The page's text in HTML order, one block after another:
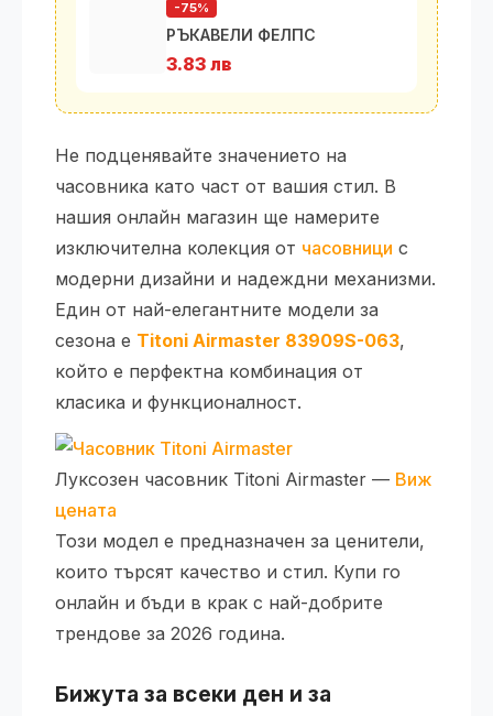
-75%
РЪКАВЕЛИ ФЕЛПС
3.83 лв
Не подценявайте значението на
часовника като част от вашия стил. В
нашия онлайн магазин ще намерите
изключителнa колекция от часовници с
модерни дизайни и надеждни механизми.
Един от най-елегантните модели за
сезона е Titoni Airmaster 83909S-063,
който е перфектна комбинация от
класика и функционалност.
Луксозен часовник Titoni Airmaster — Виж
цената
Този модел е предназначен за ценители,
които търсят качество и стил. Купи го
онлайн и бъди в крак с най-добрите
трендове за 2026 година.
Бижута за всеки ден и за